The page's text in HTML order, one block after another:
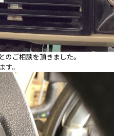
ご相談を頂きました。
。